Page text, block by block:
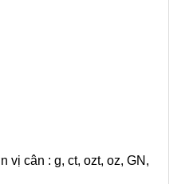
vị cân : g, ct, ozt, oz, GN,